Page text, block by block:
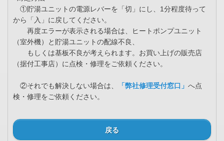
①貯湯ユニットの電源レバーを「切」にし、1分程度待って
から「入」に戻してください。
再度エラーが表示される場合は、ヒートポンプユニット
（室外機）と貯湯ユニットの配線不良、
もしくは基板不良が考えられます。お買い上げの販売店
（据付工事店）に点検・修理をご依頼ください。
②それでも解決しない場合は、 「弊社修理受付窓口」 へ点
検・修理をご依頼ください。
戻る